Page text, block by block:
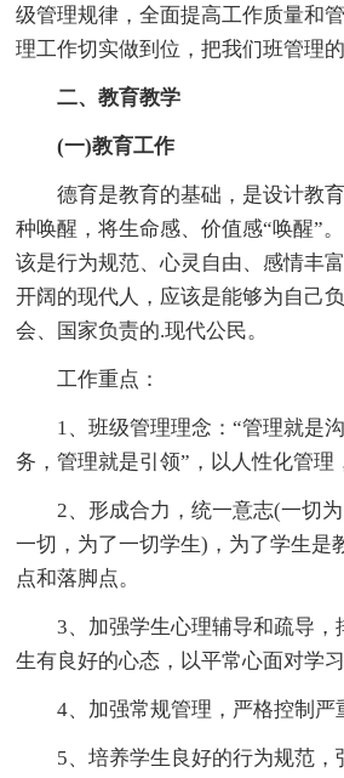
级管理规律，全面提高工作质量和
理工作切实做到位，把我们班管理的
二、教育教学
(一)教育工作
德育是教育的基础，是设计教
种唤醒，将生命感、价值感“唤醒”
该是行为规范、心灵自由、感情丰
开阔的现代人，应该是能够为自己
会、国家负责的.现代公民。
工作重点：
1、班级管理理念：“管理就是
务，管理就是引领”，以人性化管理
2、形成合力，统一意志(一切
一切，为了一切学生)，为了学生是
点和落脚点。
3、加强学生心理辅导和疏导，
生有良好的心态，以平常心面对学习
4、加强常规管理，严格控制严
5、培养学生良好的行为规范